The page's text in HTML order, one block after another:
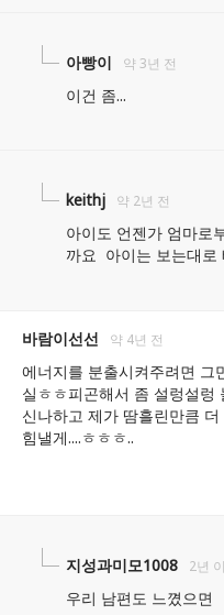
아빵이 약 3년 전
이건 좀...
keithj 약 2년 전
아이도 언젠가 엄마로
까요  아이는 보는대로
바람이선선 약 4년 전
에너지를 분출시켜주려면 그
실ㅎㅎ피곤해서 좀 설렁설렁
신나하고 제가 땀흘린만큼
힘낼게....ㅎㅎㅎ..
지성과미모1008 2년
우리 남편도 느꼈으면